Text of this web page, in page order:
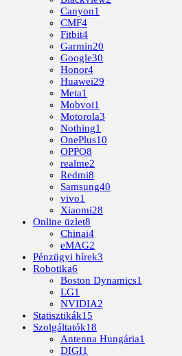
Canyon1
CMF4
Fitbit4
Garmin20
Google30
Honor4
Huawei29
Meta1
Mobvoi1
Motorola3
Nothing1
OnePlus10
OPPO8
realme2
Redmi8
Samsung40
vivo1
Xiaomi28
Online üzlet8
Chinai4
eMAG2
Pénzügyi hírek3
Robotika6
Boston Dynamics1
LG1
NVIDIA2
Statisztikák15
Szolgáltatók18
Antenna Hungária1
DIGI1